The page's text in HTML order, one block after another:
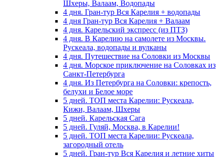
Шхеры, Валаам, Водопады
4 дня. Гран-тур Вся Карелия + водопады
4 дня Гран-тур Вся Карелия + Валаам
4 дня. Карельский экспресс (из ПТЗ)
4 дня. В Карелию на самолете из Москвы.
Рускеала, водопады и вулканы
4 дня. Путешествие на Соловки из Москвы
4 дня. Морское приключение на Соловках из
Санкт-Петербурга
4 дня. Из Петербурга на Соловки: крепость,
белухи и Белое море
5 дней. ТОП места Карелии: Рускеала,
Кижи, Валаам, Шхеры
5 дней. Карельская Сага
5 дней. Гуляй, Москва, в Карелии!
5 дней. ТОП места Карелии: Рускеала,
загородный отель
5 дней. Гран-тур Вся Карелия и летние хиты